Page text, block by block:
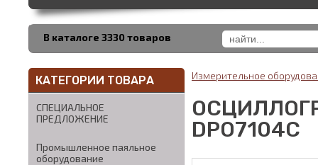
В каталоге 3330 товаров
КАТЕГОРИИ ТОВАРА
СПЕЦИАЛЬНОЕ
ПРЕДЛОЖЕНИЕ
Промышленное паяльное
оборудование
Измерительное
DPO7104C